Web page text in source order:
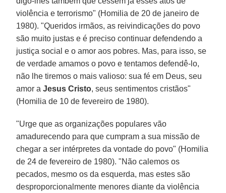
violência e terrorismo" (Homilia de 20 de janeiro de
1980). "Queridos irmãos, as reivindicações do povo
são muito justas e é preciso continuar defendendo a
justiça social e o amor aos pobres. Mas, para isso, se
de verdade amamos o povo e tentamos defendê-lo,
não lhe tiremos o mais valioso: sua fé em Deus, seu
amor aJesus Cristo, seus sentimentos cristãos"
(Homilia de 10 de fevereiro de 1980).
"Urge que as organizações populares vão
amadurecendo para que cumpram a sua missão de
chegar a ser intérpretes da vontade do povo" (Homilia
de 24 de fevereiro de 1980). "Não calemos os
pecados, mesmo os da esquerda, mas estes são
desproporcionalmente menores diante da violência